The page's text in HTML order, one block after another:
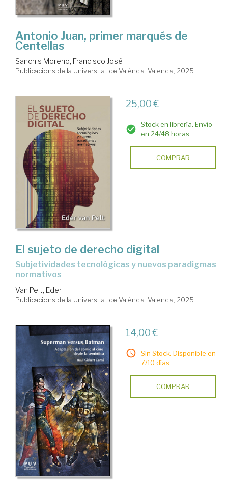
Antonio Juan, primer marqués de
Centellas
Sanchis Moreno, Francisco José
Publicacions de la Universitat de València. Valencia, 2025
25,00 €
Stock en librería. Envío
en 24/48 horas
COMPRAR
El sujeto de derecho digital
Subjetividades tecnológicas y nuevos paradigmas
normativos
Van Pelt, Eder
Publicacions de la Universitat de València. Valencia, 2025
14,00 €
Sin Stock. Disponible en
7/10 días.
COMPRAR